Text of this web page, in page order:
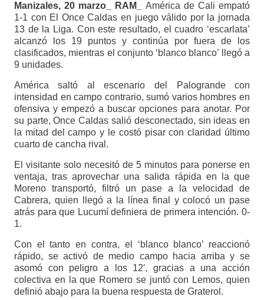
Manizales, 20 marzo_ RAM_
América de Cali empató
1-1 con El Once Caldas en juego válido por la jornada
13 de la Liga. Con este resultado, el cuadro ‘escarlata’
alcanzó los 19 puntos y continúa por fuera de los
clasificados, mientras el conjunto ‘blanco blanco’ llegó a
9 unidades.
América saltó al escenario del Palogrande con
intensidad en campo contrario, sumó varios hombres en
ofensiva y empezó a buscar opciones para anotar. Por
su parte, Once Caldas salió desconectado, sin ideas en
la mitad del campo y le costó pisar con claridad último
cuarto de cancha rival.
El visitante solo necesitó de 5 minutos para ponerse en
ventaja, tras aprovechar una salida rápida en la que
Moreno transportó, filtró un pase a la velocidad de
Cabrera, quien llegó a la línea final y colocó un pase
atrás para que Lucumí definiera de primera intención. 0-
1.
Con el tanto en contra, el ‘blanco blanco’ reaccionó
rápido, se activó de medio campo hacia arriba y se
asomó con peligro a los 12′, gracias a una acción
colectiva en la que Romero se juntó con Lemos, quien
definió abajo para la buena respuesta de Graterol.